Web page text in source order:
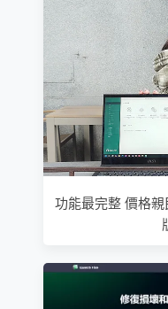
功能最完整 價格